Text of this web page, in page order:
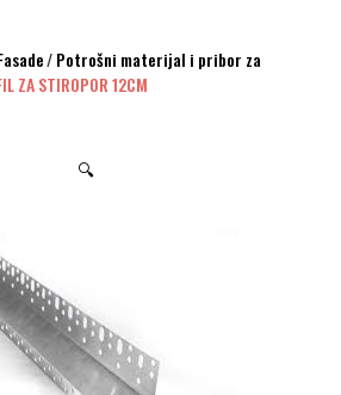
/Potrošni materijal i pribor za
ZA STIROPOR 12CM
🔍